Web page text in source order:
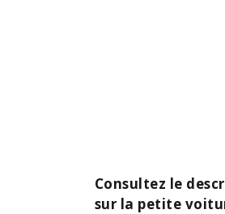
Consultez le
sur la petite